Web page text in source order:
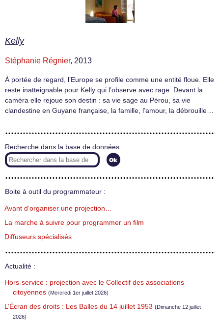
Kelly
Stéphanie Régnier, 2013
À portée de regard, l’Europe se profile comme une entité floue. Elle
reste inatteignable pour Kelly qui l’observe avec rage. Devant la
caméra elle rejoue son destin : sa vie sage au Pérou, sa vie
clandestine en Guyane française, la famille, l’amour, la débrouille…
Recherche dans la base de données
Boite à outil du programmateur :
Avant d’organiser une projection…
La marche à suivre pour programmer un film
Diffuseurs spécialisés
Actualité :
Hors-service : projection avec le Collectif des associations
citoyennes (Mercredi 1er juillet 2026)
L’Écran des droits : Les Balles du 14 juillet 1953 (Dimanche 12 juillet
2026)